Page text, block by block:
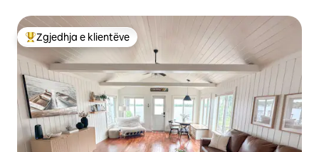
Më të mirat e zgjedhjeve të klientëve
Zgjedhja e klientëve